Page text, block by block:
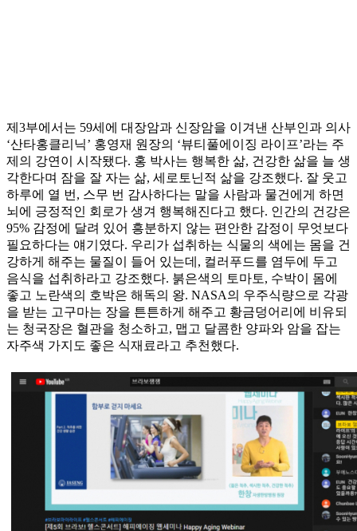
제3부에서는 59세에 대장암과 신장암을 이겨낸 산부인과 의사
‘산타홍클리닉’ 홍영재 원장의 ‘뷰티풀에이징 라이프’라는 주
제의 강연이 시작됐다. 홍 박사는 행복한 삶, 건강한 삶을 늘 생
각한다며 잠을 잘 자는 삶, 세로토닌적 삶을 강조했다. 잘 웃고
하루에 열 번, 스무 번 감사하다는 말을 사람과 물건에게 하면
뇌에 긍정적인 회로가 생겨 행복해진다고 했다. 인간의 건강은
95% 감정에 달려 있어 흥분하지 않는 편안한 감정이 무엇보다
필요하다는 얘기였다. 우리가 섭취하는 식물의 색에는 몸을 건
강하게 해주는 물질이 들어 있는데, 컬러푸드를 염두에 두고
음식을 섭취하라고 강조했다. 붉은색의 토마토, 수박이 몸에
좋고 노란색의 호박은 해독의 왕. NASA의 우주식량으로 각광
을 받는 고구마는 장을 튼튼하게 해주고 황금덩어리에 비유되
는 청국장은 혈관을 청소하고, 맵고 달콤한 양파와 암을 잡는
자주색 가지도 좋은 식재료라고 추천했다.